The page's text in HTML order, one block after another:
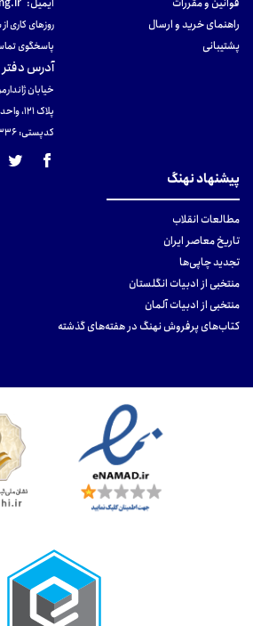
راهنمای خرید و ارسال
پشتیبانی
روزهای کاری از ساعت ۹
پاسخگوی
آدرس دفتر
خیابان
پلاک 121، واحد ۴.
کدپستی: 131465433۶
پیشنهاد نهنگ
مطالعات انقلاب
تاریخ معاصر ایران
تجدید چاپی‌ها
منتخبی از ادبیات انگلستان
منتخبی از ادبیات آلمان
کتاب‌های پرفروش نهنگ در هفته‌های گذشته